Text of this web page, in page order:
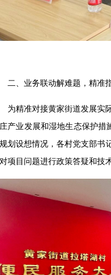
二、业务联动解难题，精准
为精准对接黄家街道发展实
产业发展和湿地生态保护措
划设想情况，各村党支部书
项目问题进行政策答疑和技